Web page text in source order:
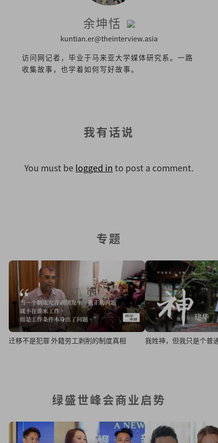
余坤恬
kuntian.er@theinterview.asia
访问网记者，毕业于马来亚大学媒体研究系。一路
收集故事，也学着如何写好故事。
我有话说
You must be logged in to post a comment.
专题
迁移不是犯罪 外籍劳工剥削的制度真相 我姓神，但我只是个普
绿盛世峰会商业启势